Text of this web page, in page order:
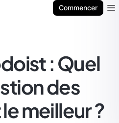
Commencer
: Quel
des
meilleur ?